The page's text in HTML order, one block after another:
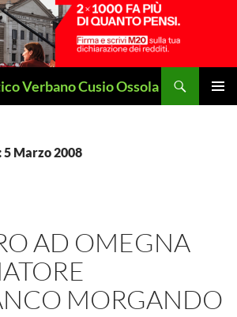
Verbano Cusio Ossola
Marzo 2008
AD OMEGNA
MORGANDO